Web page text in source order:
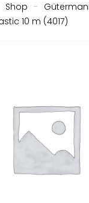
Shop -
10 m (4017)